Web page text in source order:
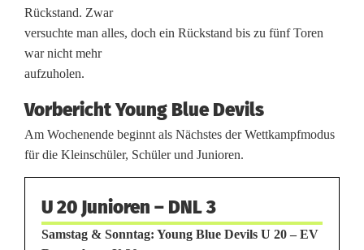
n
i
n
d
e
n
W
Rückstand. Zwar
versuchte man alles, doch ein Rückstand bis zu fünf Toren
war nicht mehr
aufzuholen.
Vorbericht Young Blue Devils
Am Wochenende beginnt als Nächstes der Wettkampfmodus
für die Kleinschüler, Schüler und Junioren.
U 20 Junioren – DNL 3
Samstag & Sonntag: Young Blue Devils U 20 – EV